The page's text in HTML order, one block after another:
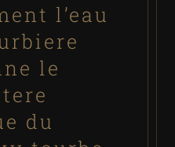
l’eau
le
du